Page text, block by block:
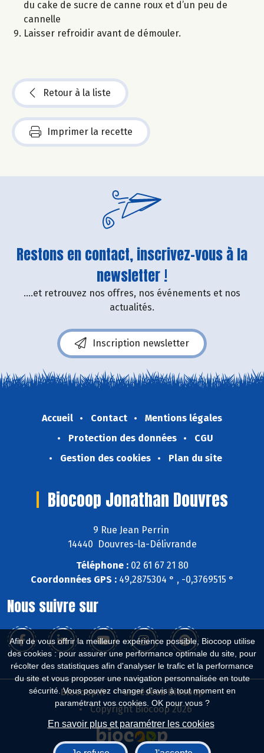
Afin de vous offrir la meilleure expérience possible, Biocoop utilise
des cookies : pour assurer une performance optimale du site, pour
récolter des statistiques afin d'analyser le trafic et la performance
du site et vous proposer une navigation personnalisée en toute
sécurité. Vous pouvez changer d'avis à tout moment en
paramétrant vos cookies. OK pour vous ?
En savoir plus et paramétrer les cookies
du cake de sucre de canne roux et d’un peu de
cannelle
Laisser refroidir avant de démouler.
Retour à la liste
Imprimer la recette
Restons en contact, inscrivez-vous à la
newsletter !
....et retrouvez nos offres, nos événements et nos
actualités.
Inscription newsletter
Accueil Contact
Mentions légales
Protection des données
CGU
Gestion des cookies
Plan du site
Biocoop Jonathan Douvres
9 Rue Jean Perrin
14440 Douvres-la-Délivrande
Téléphone :02 61 67 21 80
Coordonnées GPS :49,2875304 ° , -0,3769515 °
Nous suivre sur
Biocoop.fr
Le réseau Biocoop
Copyright Biocoop 2026